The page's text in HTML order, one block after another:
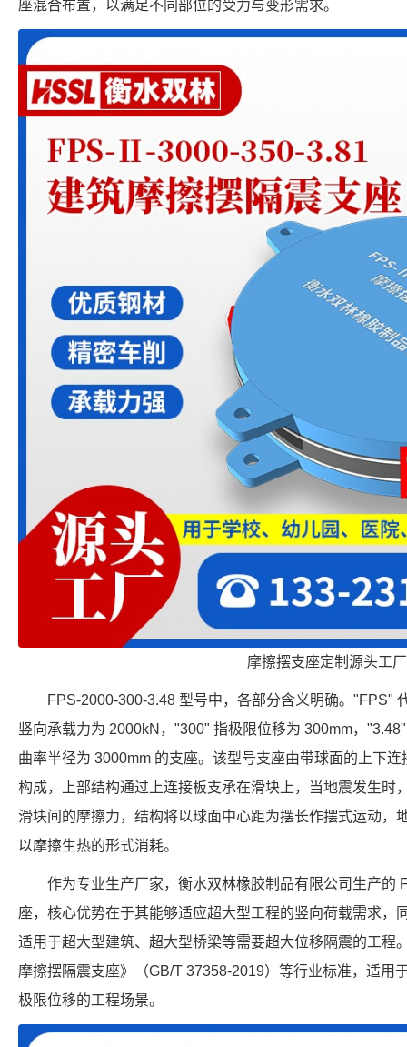
座混合布置，以满足不同部位的受力与变形需求。
摩擦摆支座定制源头工厂
FPS-2000-300-3.48 型号中，各部分含义明确。"FPS"
竖向承载力为 2000kN，"300" 指极限位移为 300mm，
曲率半径为 3000mm 的支座。该型号支座由带球面的上下
构成，上部结构通过上连接板支承在滑块上，当地震发生时
滑块间的摩擦力，结构将以球面中心距为摆长作摆式运动，
以摩擦生热的形式消耗。
作为专业生产厂家，衡水双林橡胶制品有限公司生产的
座，核心优势在于其能够适应超大型工程的竖向荷载需求，
适用于超大型建筑、超大型桥梁等需要超大位移隔震的工程
摩擦摆隔震支座》（GB/T 37358-2019）等行业标准，适用
极限位移的工程场景。